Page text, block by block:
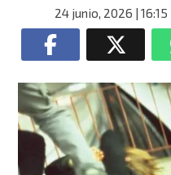
24 junio, 2026 | 16:15